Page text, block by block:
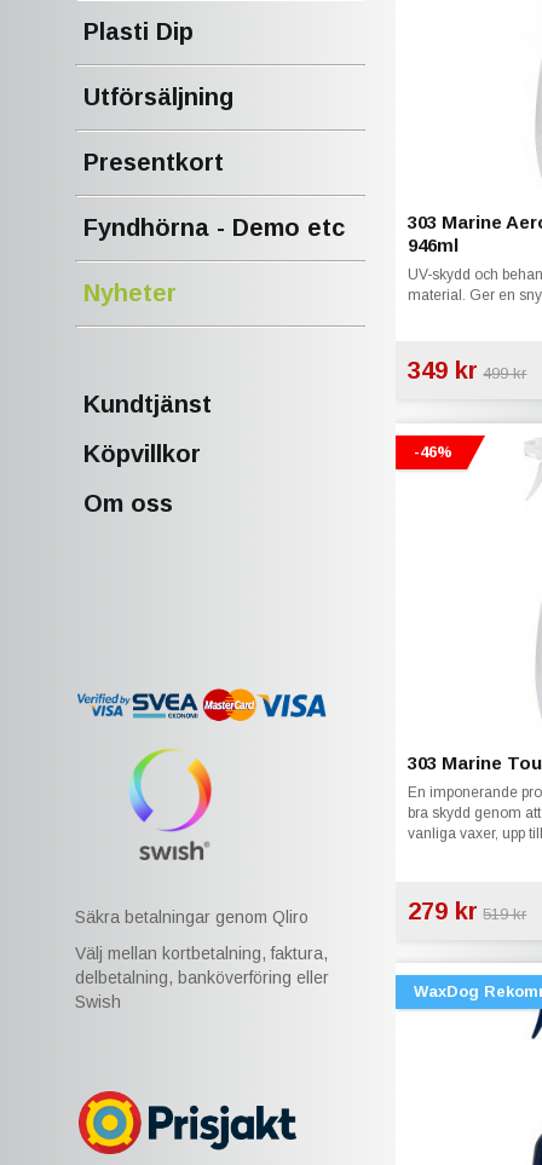
Plasti Dip
Utförsäljning
Presentkort
Fyndhörna - Demo etc
Nyheter
Kundtjänst
Köpvillkor
Om oss
Säkra betalningar genom Qliro
Välj mellan kortbetalning, faktura,
delbetalning, banköverföring eller
Swish
303 Marine
946ml
UV-skydd och
material. Ger en
349 kr 499 kr
-46%
303 Marine
En imponerande
bra skydd genom
vanliga vaxer, upp
279 kr 519 kr
WaxDog